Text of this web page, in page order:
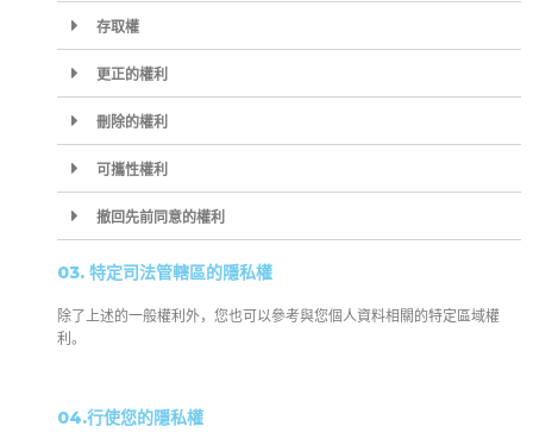
存取權
更正的權利
刪除的權利
可攜性權利
撤回先前同意的權利
03. 特定司法管轄區的隱私權
除了上述的一般權利外，您也可以參考與您個人資料相關的特定區域權
利。
04.行使您的隱私權